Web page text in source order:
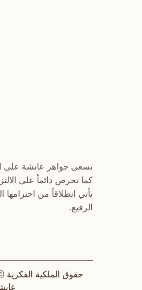
تسعى جواهر عايشة على
كما تحرص دائماً على
يأتي انطلاقاً من
الرفيع.